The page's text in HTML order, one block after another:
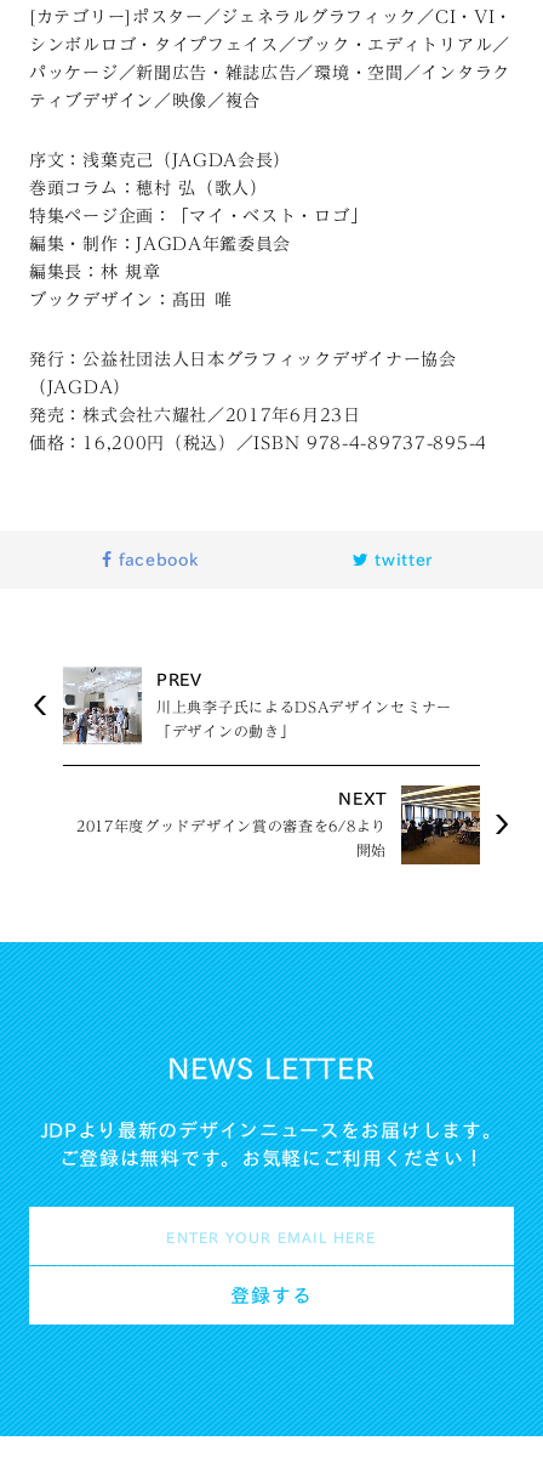
[カテゴリー]ポスター／ジェネラルグラフィック／CI・VI・
シンボルロゴ・タイプフェイス／ブック・エディトリアル／
パッケージ／新聞広告・雑誌広告／環境・空間／インタラク
ティブデザイン／映像／複合
序文：浅葉克己（JAGDA会長）
巻頭コラム：穂村 弘（歌人）
特集ページ企画：「マイ・ベスト・ロゴ」
編集・制作：JAGDA年鑑委員会
編集長：林 規章
ブックデザイン：髙田 唯
発行：公益社団法人日本グラフィックデザイナー協会
（JAGDA）
発売：株式会社六耀社／2017年6月23日
価格：16,200円（税込）／ISBN 978-4-89737-895-4
facebook twitter
PREV
川上典李子氏によるDSAデザインセミナー
「デザインの動き」
NEXT
2017年度グッドデザイン賞の審査を6/8より
開始
NEWS LETTER
JDPより最新のデザインニュースをお届けします。
ご登録は無料です。お気軽にご利用ください！